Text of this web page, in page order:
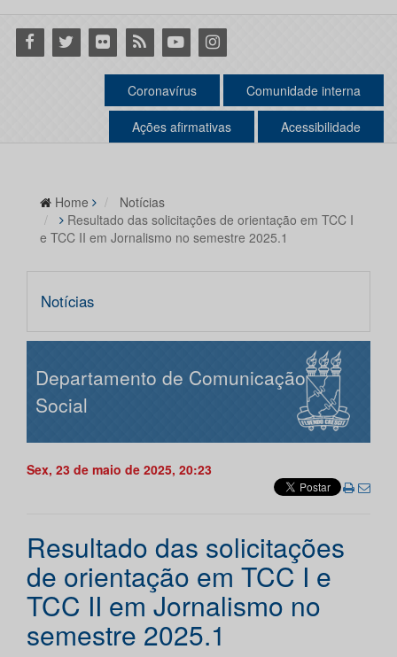
Facebook
Twitter Flickr RSS YoutubeInstagram
Coronavírus Comunidade interna
Ações afirmativas Acessibilidade
Home
Notícias
Resultado das solicitações de orientação em TCC I
e TCC II em Jornalismo no semestre 2025.1
Notícias
Departamento de Comunicação
Social
Sex, 23 de maio de 2025, 20:23
Resultado das solicitações
de orientação em TCC I e
TCC II em Jornalismo no
semestre 2025.1